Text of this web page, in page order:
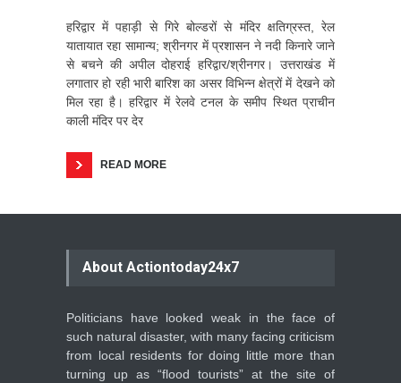
हरिद्वार में पहाड़ी से गिरे बोल्डरों से मंदिर क्षतिग्रस्त, रेल
यातायात रहा सामान्य; श्रीनगर में प्रशासन ने नदी किनारे जाने
से बचने की अपील दोहराई हरिद्वार/श्रीनगर। उत्तराखंड में
लगातार हो रही भारी बारिश का असर विभिन्न क्षेत्रों में देखने को
मिल रहा है। हरिद्वार में रेलवे टनल के समीप स्थित प्राचीन
काली मंदिर पर देर
READ MORE
About Actiontoday24x7
Politicians have looked weak in the face of
such natural disaster, with many facing criticism
from local residents for doing little more than
turning up as “flood tourists” at the site of